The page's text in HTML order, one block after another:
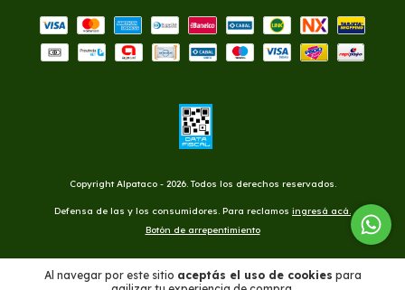
Al navegar por este sitio aceptás el uso de cookies para
Copyright Alpataco - 2026. Todos los derechos reservados.
Defensa de las y los consumidores. Para reclamos ingresá acá.
Botón de arrepentimiento